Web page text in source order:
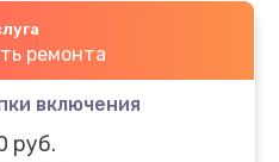
ремонта
включения
руб.